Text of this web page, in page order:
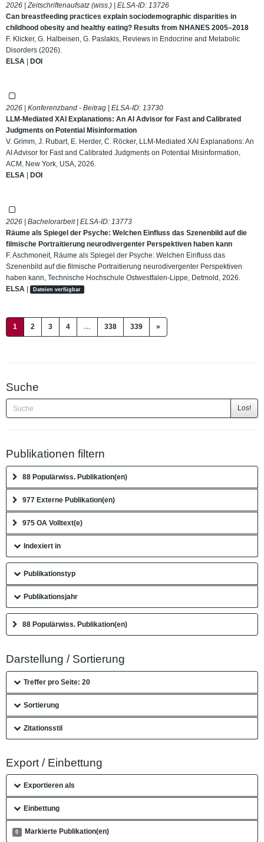
2026 | Zeitschriftenaufsatz (wiss.) | ELSA-ID: 13726
Can breastfeeding practices explain sociodemographic disparities in
childhood obesity and healthy eating? Results from NHANES 2005–2018
F. Klicker, G. Halbeisen, G. Paslakis, Reviews in Endocrine and Metabolic
Disorders (2026).
ELSA | DOI
2026 | Konferenzband - Beitrag | ELSA-ID: 13730
LLM-Mediated XAI Explanations: An AI Advisor for Fast and Calibrated
Judgments on Potential Misinformation
V. Grimm, J. Rubart, E. Herder, C. Röcker, LLM-Mediated XAI Explanations: An
AI Advisor for Fast and Calibrated Judgments on Potential Misinformation,
ACM, New York, USA, 2026.
ELSA | DOI
2026 | Bachelorarbeit | ELSA-ID: 13773
Räume als Spiegel der Psyche: Welchen Einfluss das Szenenbild auf die
filmische Portraitierung neurodivergenter Perspektiven haben kann
F. Aschmoneit, Räume als Spiegel der Psyche: Welchen Einfluss das
Szenenbild auf die filmische Portraitierung neurodivergenter Perspektiven
haben kann, Technische Hochschule Ostwestfalen-Lippe, Detmold, 2026.
ELSA | Dateien verfügbar
1 (current)
2 3 4 … 338 339 »
Suche
Los!
Publikationen filtern
88 Populärwiss. Publikation(en)
977 Externe Publikation(en)
975 OA Volltext(e)
Indexiert in
Publikationstyp
Publikationsjahr
88 Populärwiss. Publikation(en)
Darstellung / Sortierung
Treffer pro Seite: 20
Sortierung
Zitationsstil
Export / Einbettung
Exportieren als
Einbettung
0 Markierte Publikation(en)